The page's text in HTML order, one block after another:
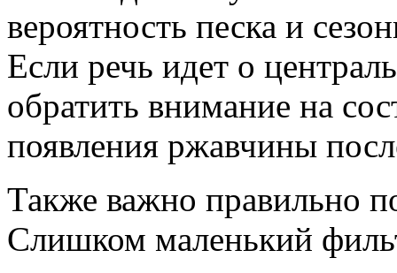
вероятность песка и
Если речь идет о
обратить внимание на
появления ржавчины
Также важно правильно
Слишком маленький